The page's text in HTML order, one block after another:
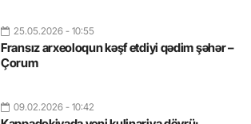
25.05.2026 - 10:55
Fransız arxeoloqun kəşf etdiyi qədim şəhər –
Çorum
09.02.2026 - 10:42